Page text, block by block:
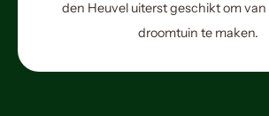
den Heuvel uiterst geschikt om van
droomtuin te maken.